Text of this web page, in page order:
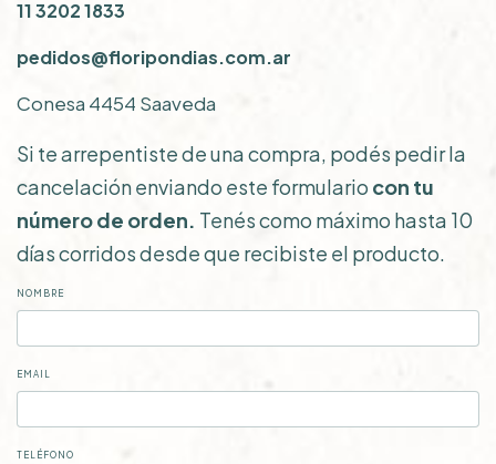
11 3202 1833
pedidos@floripondias.com.ar
Conesa 4454 Saaveda
Si te arrepentiste de una compra, podés pedir la
cancelación enviando este formulario con tu
número de orden. Tenés como máximo hasta 10
días corridos desde que recibiste el producto.
NOMBRE
EMAIL
TELÉFONO